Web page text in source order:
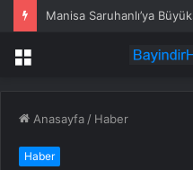
Manisa Saruhanlı’ya
Menü
Anasayfa / Haber
Haber